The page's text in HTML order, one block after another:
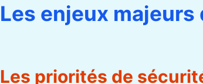
Les enjeux majeurs
Les priorités de